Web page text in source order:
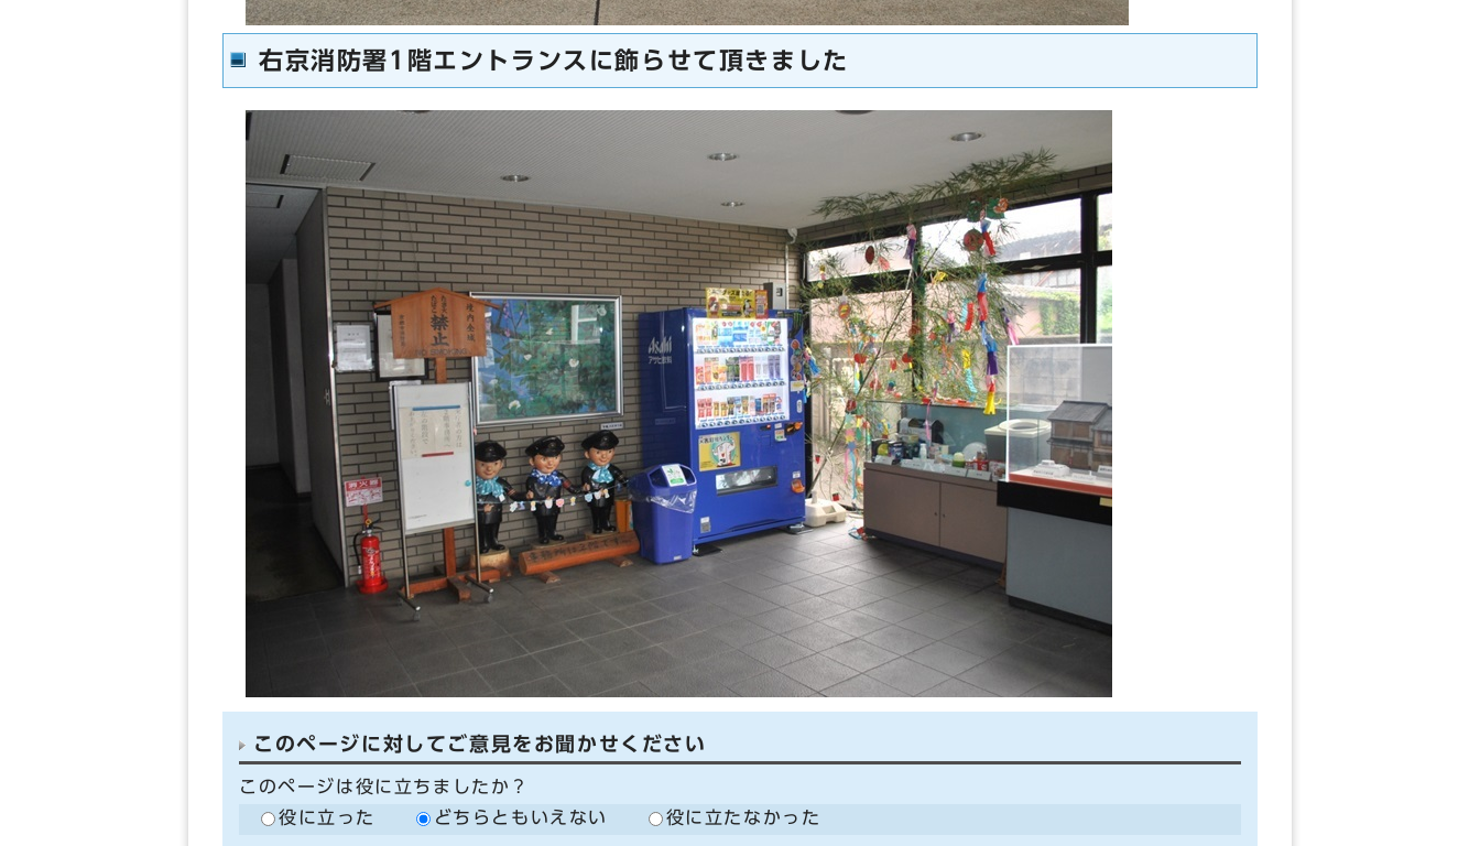
右京消防署1階エントランスに飾らせて頂きました
このページに対してご意見をお聞かせください
このページは役に立ちましたか？
役に立った
どちらともいえない 役に立たなかった